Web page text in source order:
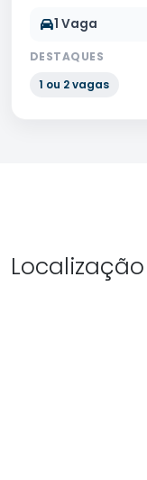
1 Vaga
DESTAQUES
1 ou 2 vagas
Localização